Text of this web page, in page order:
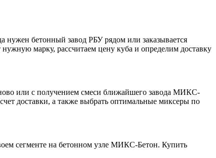
нужен бетонный завод РБУ рядом или заказывается
нужную марку, рассчитаем цену куба и определим доставку
или с получением смеси ближайшего завода МИКС-
доставки, а также выбрать оптимальные миксеры по
сегменте на бетонном узле МИКС-Бетон. Купить